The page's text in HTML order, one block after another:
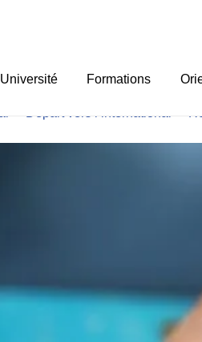
Université Formations